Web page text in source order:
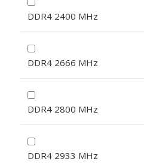
DDR4 2400 MHz
DDR4 2666 MHz
DDR4 2800 MHz
DDR4 2933 MHz